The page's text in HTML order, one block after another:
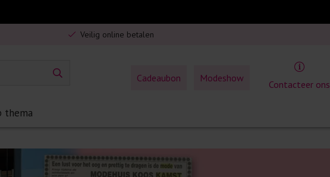
Veilig online betalen
Gratis verzending in Nederland vanaf €75,-
Cadeaubon Modeshow
Contacteer ons
thema